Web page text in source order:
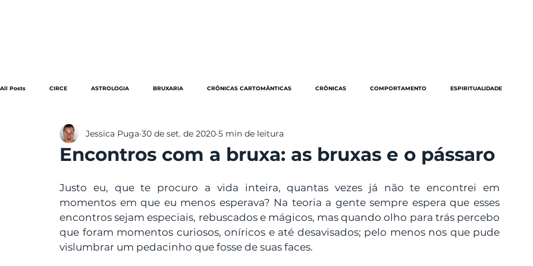
All Posts CIRCE ASTROLOGIA BRUXARIA CRÔNICAS CARTOMÂNTICAS CRÔNICAS COMPORTAMENTO ESPIRITUALIDADE
FOLCLORE MODA LITERATURA MAGIA NOTÍCIAS
QUIMBANDA RESENHAS - CINE/TV UMBANDA
Encontros com a bruxa: as bruxas e o pássaro
Jessica Puga 30 de set. de 2020 5 min de leitura
Justo eu, que te procuro a vida inteira, quantas vezes já não te encontrei em
momentos em que eu menos esperava? Na teoria a gente sempre espera que esses
encontros sejam especiais, rebuscados e mágicos, mas quando olho para trás percebo
que foram momentos curiosos, oníricos e até desavisados; pelo menos nos que pude
vislumbrar um pedacinho que fosse de suas faces.